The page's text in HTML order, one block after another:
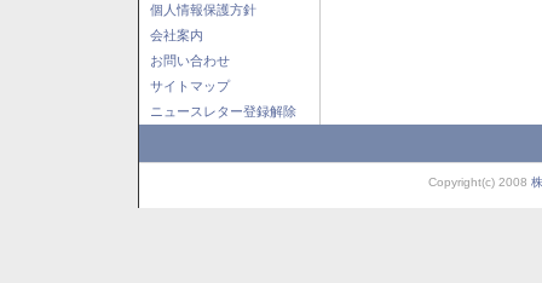
個人情報保護方針
会社案内
お問い合わせ
サイトマップ
ニュースレター登録解除
Copyright(c) 2008